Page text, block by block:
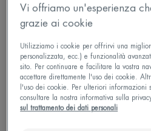
Vi offriamo un'esperienza
grazie ai cookie
Utilizziamo i cookie per offrirvi una
personalizzata, ecc.) e funzionalità
sito. Per continuare e facilitare la vostra
accettare direttamente l'uso dei cookie.
l'uso dei cookie. Per ulteriori informazioni
consultare la nostra informativa sulla
sul trattamento dei dati personali